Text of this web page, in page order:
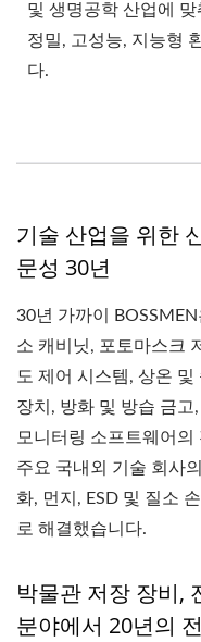
및 생명공학 산업에
정밀, 고성능, 지능형
다.
기술 산업을 위한
문성 30년
30년 가까이
소 캐비닛, 포토마스크
도 제어 시스템, 상온
장치, 방화 및 방습 금고
모니터링 소프트웨어
주요 국내외 기술 회사
화, 먼지, ESD 및 질소
로 해결했습니다.
박물관 저장 장비,
분야에서 20년의